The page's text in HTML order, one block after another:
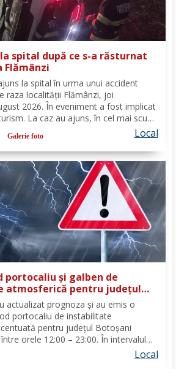
spital după ce s-a răsturnat
Flămânzi
la spital în urma unui accident
raza localității Flămânzi, joi
2026. În eveniment a fost implicat
La caz au ajuns, în cel mai scurt
cadrul Punctului de Lucru Flămânzi,
de stingere și...
Galerie foto Local
portocaliu și galben de
atmosferică pentru județul
actualizat prognoza și au emis o
portocaliu de instabilitate
pentru județul Botoșani
orele 12:00 – 23:00. În intervalul
perioade cu instabilitate atmosferică
va manifesta prin...
Local